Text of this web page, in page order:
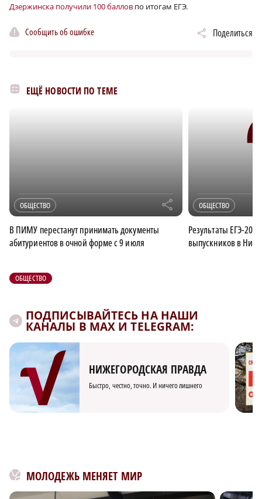
Дзержинска получили 100 баллов по итогам ЕГЭ.
Сообщить об ошибке Поделиться
ЕЩЁ НОВОСТИ ПО ТЕМЕ
ОБЩЕСТВО r
В ПИМУ перестанут принимать документы
абитуриентов в очной форме с 9 июля
ОБЩЕСТВО
Результаты ЕГЭ-
выпускников в
ОБЩЕСТВО
ПОДПИСЫВАЙТЕСЬ НА НАШИ
КАНАЛЫ В MAX И TELEGRAM:
НИЖЕГОРОДСКАЯ ПРАВДА
Быстро, честно, точно. И ничего лишнего
МОЛОДЕЖЬ МЕНЯЕТ МИР